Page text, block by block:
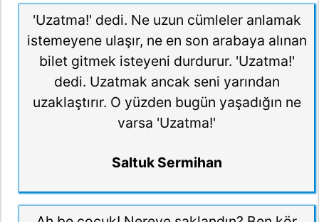
'Uzatma!' dedi. Ne uzun cümleler anlamak
istemeyene ulaşır, ne en son arabaya alınan
bilet gitmek isteyeni durdurur. 'Uzatma!'
dedi. Uzatmak ancak seni yarından
uzaklaştırır. O yüzden bugün yaşadığın ne
varsa 'Uzatma!'
Saltuk Sermihan